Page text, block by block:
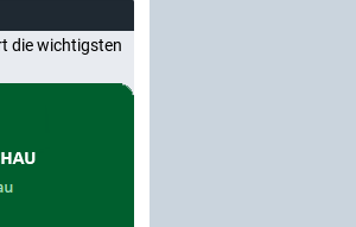
die wichtigsten